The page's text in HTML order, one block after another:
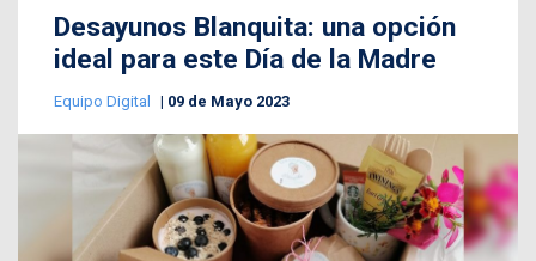
Desayunos Blanquita: una opción
ideal para este Día de la Madre
Equipo Digital 09 de Mayo 2023